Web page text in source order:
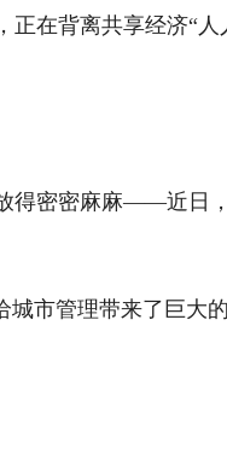
正在背离共享经济“人
得密密麻麻——近日，
城市管理带来了巨大的